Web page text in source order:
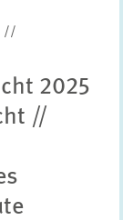
//
2025
//